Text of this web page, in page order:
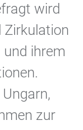
wird
Zirkulation
ihrem
zur